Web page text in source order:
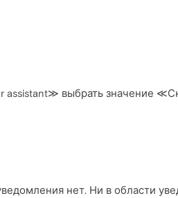
assistant≫ выбрать значение
нет. Ни в области